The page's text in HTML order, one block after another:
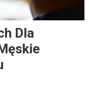
Dla